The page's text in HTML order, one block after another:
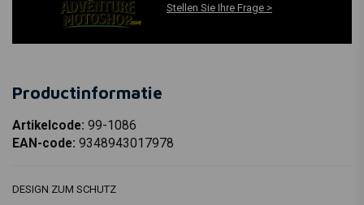
Stellen Sie Ihre Frage >
Productinformatie
Artikelcode: 99-1086
EAN-code: 9348943017978
DESIGN ZUM SCHUTZ